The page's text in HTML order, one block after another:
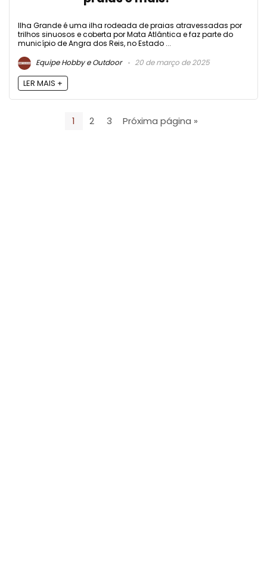
Ilha Grande é uma ilha rodeada de praias atravessadas por
trilhos sinuosos e coberta por Mata Atlântica e faz parte do
município de Angra dos Reis, no Estado ...
Equipe Hobby e Outdoor
20 de março de 2025
LER MAIS +
1 2 3 Próxima página »